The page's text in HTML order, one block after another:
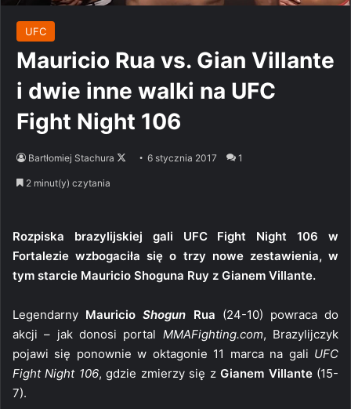
UFC
Mauricio Rua vs. Gian Villante
i dwie inne walki na UFC
Fight Night 106
Bartłomiej Stachura
Follow6 stycznia 2017 1
2 minut(y) czytania
Rozpiska brazylijskiej gali UFC Fight Night 106 w
Fortalezie wzbogaciła się o trzy nowe zestawienia, w
tym starcie Mauricio Shoguna Ruy z Gianem Villante.
Legendarny MauricioShogun Rua (24-10) powraca do
akcji – jak donosi portal MMAFighting.com, Brazylijczyk
pojawi się ponownie w oktagonie 11 marca na gali UFC
Fight Night 106, gdzie zmierzy się zGianem Villante(15-
7).